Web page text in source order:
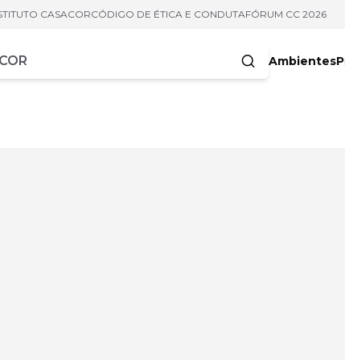
CASACORCÓDIGO DE ÉTICA E CONDUTAFÓRUM CC 2026
Ambientes